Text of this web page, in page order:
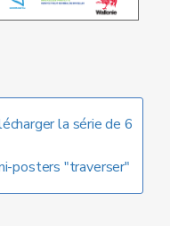
la série de 6
posters "traverser"